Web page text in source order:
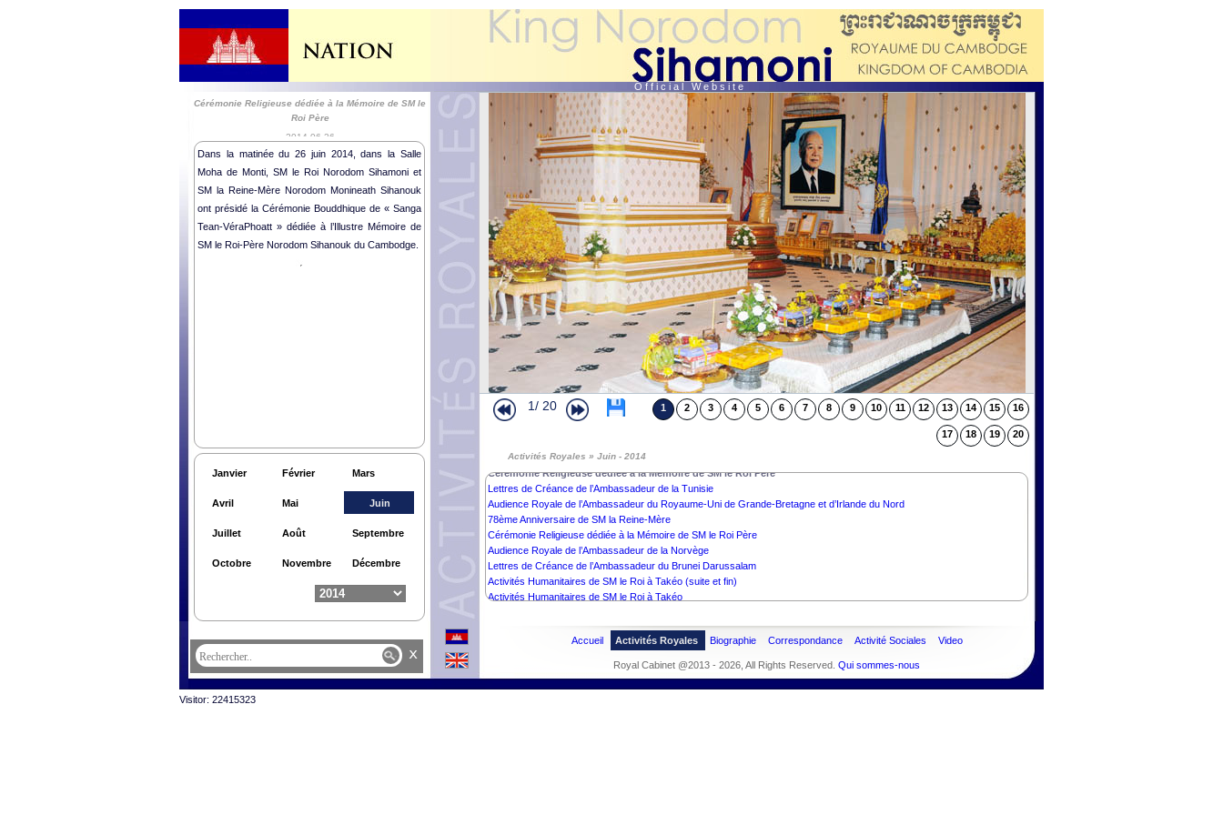
O f f i c i a l W e b s i t e
Cérémonie Religieuse dédiée à la Mémoire de SM le
Roi Père
2014-06-26
Dans la matinée du 26 juin 2014, dans la Salle
Moha de Monti, SM le Roi Norodom Sihamoni et
SM la Reine-Mère Norodom Monineath Sihanouk
ont présidé la Cérémonie Bouddhique de « Sanga
Tean-VéraPhoatt » dédiée à l’Illustre Mémoire de
SM le Roi-Père Norodom Sihanouk du Cambodge.
Janvier Février Mars
Avril Mai Juin
Juillet Août Septembre
Octobre Novembre Décembre
1/ 20 1 2 3 4 5 6 7 8 9 10 11 12 13 14 15 16
17 18 19 20
Activités Royales » Juin - 2014
Activités Humanitaires de SM le Roi à Kompong Speu
Cérémonie Religieuse dédiée à la Mémoire de SM le Roi Père
Lettres de Créance de l’Ambassadeur de la Tunisie
Audience Royale de l’Ambassadeur du Royaume-Uni de Grande-Bretagne et d’Irlande du Nord
78ème Anniversaire de SM la Reine-Mère
Cérémonie Religieuse dédiée à la Mémoire de SM le Roi Père
Audience Royale de l’Ambassadeur de la Norvège
Lettres de Créance de l’Ambassadeur du Brunei Darussalam
Activités Humanitaires de SM le Roi à Takéo (suite et fin)
Activités Humanitaires de SM le Roi à Takéo
Audience Royale du Docteur Beat Richner
Lettres de Créance de l’Ambassadeur du Portugal
x
Accueil Activités Royales Biographie Correspondance Activité Sociales Video
Royal Cabinet @2013 - 2026, All Rights Reserved. Qui sommes-nous
Visitor: 22415323